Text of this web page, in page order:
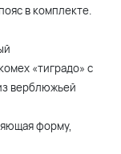
в комплекте.
«тиградо» с
верблюжьей
форму,